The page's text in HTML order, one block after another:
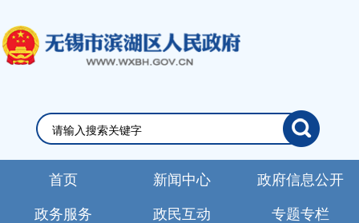
首页 新闻中心 政府信息公开
政务服务 政民互动 专题专栏